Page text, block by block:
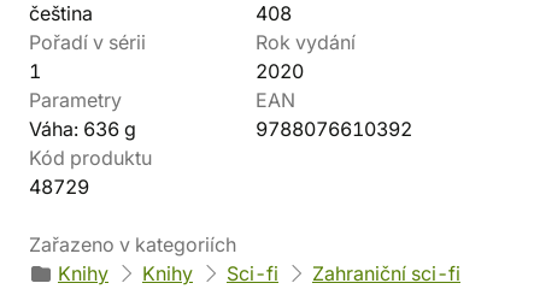
čeština
408
Pořadí v sérii
1
Rok vydání
2020
Parametry
Váha: 636 g
EAN
9788076610392
Kód produktu
48729
Zařazeno v kategoriích
Knihy
Knihy Sci-fi
Zahraniční sci-fi